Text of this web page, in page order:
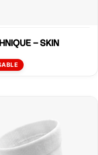
– SKIN